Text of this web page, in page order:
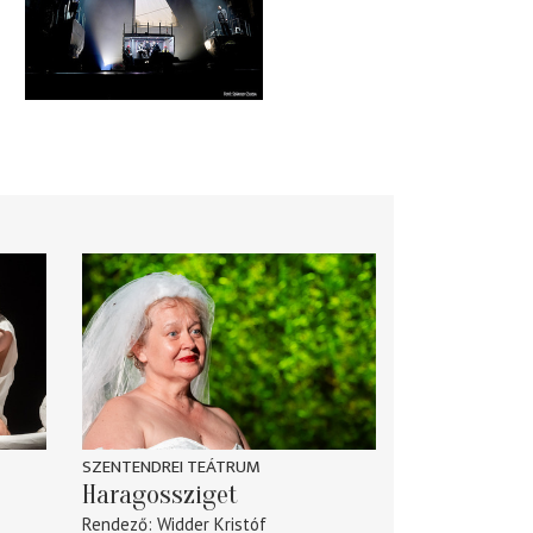
SZENTENDREI TEÁTRUM
Haragossziget
Rendező Widder Kristóf